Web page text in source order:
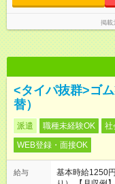
掲載
<タイパ抜群>ゴ
替）
派遣 職種未経験OK 社
WEB登録・面接OK
給与
基本時給1250